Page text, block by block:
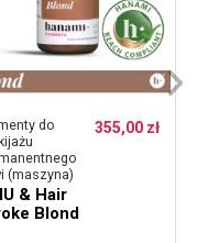
do
(maszyna)
& Hair
Blond
355,00 zł